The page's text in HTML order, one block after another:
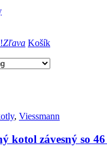
Zľava Košík
, Viessmann
kotol závesný so